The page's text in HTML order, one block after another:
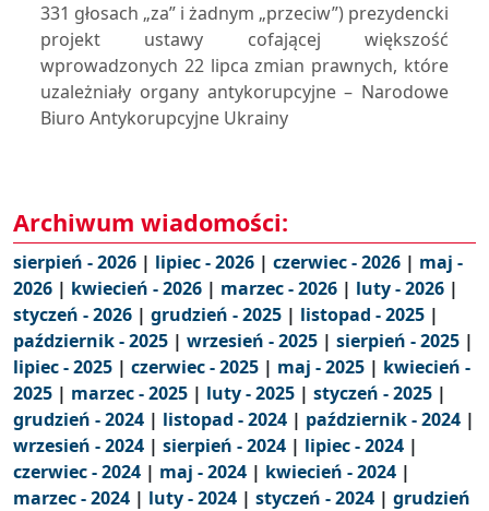
331 głosach „za” i żadnym „przeciw”) prezydencki
projekt ustawy cofającej większość
wprowadzonych 22 lipca zmian prawnych, które
uzależniały organy antykorupcyjne – Narodowe
Biuro Antykorupcyjne Ukrainy
Archiwum wiadomości:
sierpień - 2026 | lipiec - 2026 | czerwiec - 2026 | maj -
2026 | kwiecień - 2026 | marzec - 2026 | luty - 2026 |
styczeń - 2026 | grudzień - 2025 | listopad - 2025 |
październik - 2025 | wrzesień - 2025 | sierpień - 2025 |
lipiec - 2025 | czerwiec - 2025 | maj - 2025 | kwiecień -
2025 | marzec - 2025 | luty - 2025 | styczeń - 2025 |
grudzień - 2024 | listopad - 2024 | październik - 2024 |
wrzesień - 2024 | sierpień - 2024 | lipiec - 2024 |
czerwiec - 2024 | maj - 2024 | kwiecień - 2024 |
marzec - 2024 | luty - 2024 | styczeń - 2024 | grudzień